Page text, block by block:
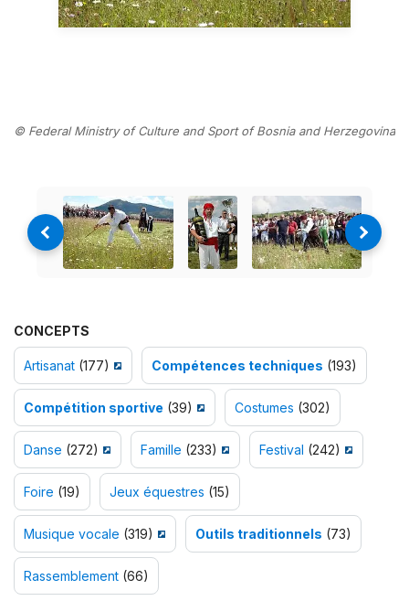
© Federal Ministry of Culture and Sport of Bosnia and Herzegovina
CONCEPTS
Artisanat (177) Compétences techniques (193)
Compétition sportive (39) Costumes (302)
Danse (272) Famille (233) Festival (242)
Foire (19) Jeux équestres (15)
Musique vocale (319) Outils traditionnels (73)
Rassemblement (66)